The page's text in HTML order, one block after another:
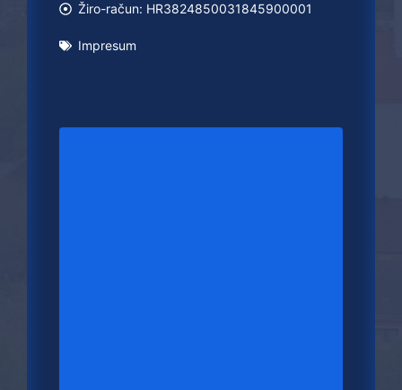
Žiro-račun: HR3824850031845900001
Impresum